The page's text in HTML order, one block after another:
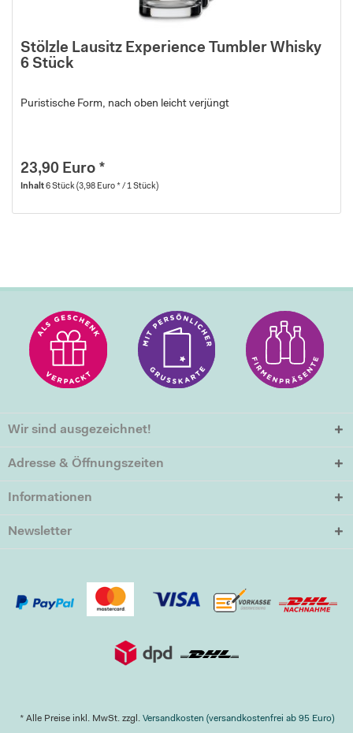
Stölzle Lausitz Experience Tumbler Whisky
6 Stück
Puristische Form, nach oben leicht verjüngt
23,90 Euro *
Inhalt6 Stück(3,98 Euro * / 1 Stück)
Wir sind ausgezeichnet!
Adresse & Öffnungszeiten
Informationen
Newsletter
* Alle Preise inkl. MwSt. zzgl. Versandkosten (versandkostenfrei ab 95 Euro)